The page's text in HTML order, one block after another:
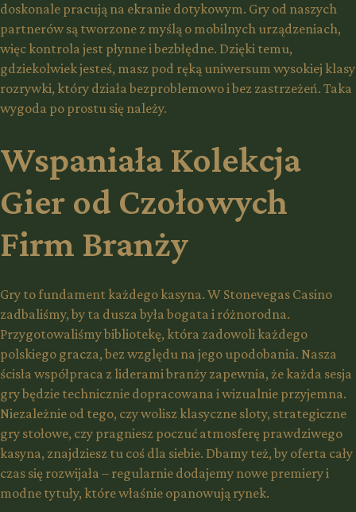
doskonale pracują na ekranie dotykowym. Gry od naszych
partnerów są tworzone z myślą o mobilnych urządzeniach,
więc kontrola jest płynne i bezbłędne. Dzięki temu,
gdziekolwiek jesteś, masz pod ręką uniwersum wysokiej klasy
rozrywki, który działa bezproblemowo i bez zastrzeżeń. Taka
wygoda po prostu się należy.
Wspaniała Kolekcja
Gier od Czołowych
Firm Branży
Gry to fundament każdego kasyna. W Stonevegas Casino
zadbaliśmy, by ta dusza była bogata i różnorodna.
Przygotowaliśmy bibliotekę, która zadowoli każdego
polskiego gracza, bez względu na jego upodobania. Nasza
ścisła współpraca z liderami branży zapewnia, że każda sesja
gry będzie technicznie dopracowana i wizualnie przyjemna.
Niezależnie od tego, czy wolisz klasyczne sloty, strategiczne
gry stołowe, czy pragniesz poczuć atmosferę prawdziwego
kasyna, znajdziesz tu coś dla siebie. Dbamy też, by oferta cały
czas się rozwijała – regularnie dodajemy nowe premiery i
modne tytuły, które właśnie opanowują rynek.